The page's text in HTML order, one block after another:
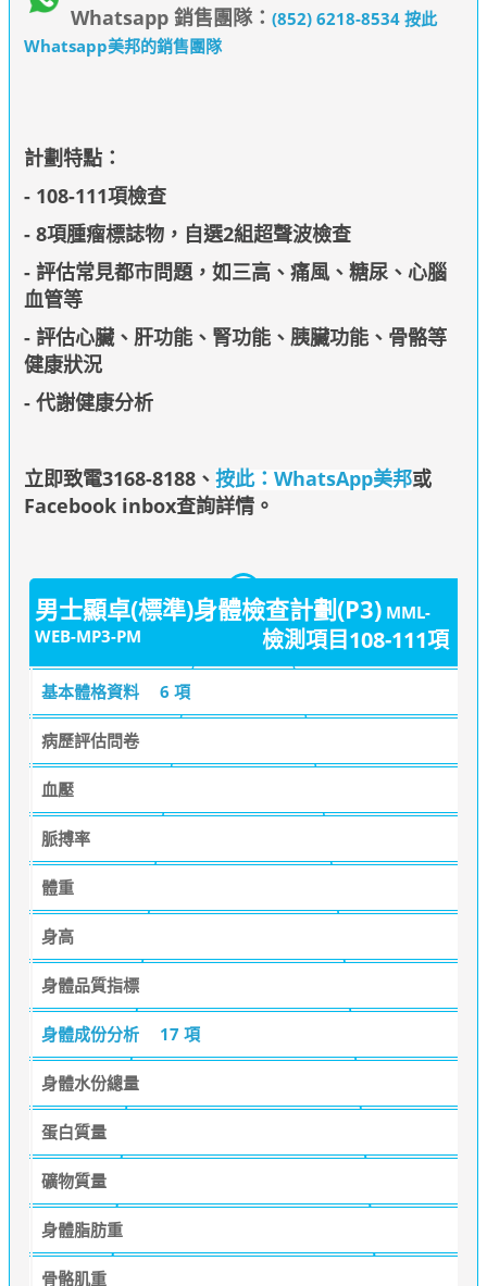
Whatsapp 銷售團隊：(852) 6218-8534 按此
Whatsapp美邦的銷售團隊
計劃特點：
- 108-111項檢查
- 8項腫瘤標誌物，自選2組超聲波檢查
- 評估常見都市問題，如三高、痛風、糖尿、心腦
血管等
- 評估心臟、肝功能、腎功能、胰臟功能、骨骼等
健康狀況
- 代謝健康分析
立即致電3168-8188、 按此：WhatsApp美邦或
Facebook inbox查詢詳情。
男士顯卓(標準)身體檢查計劃(P3) MML-
WEB-MP3-PM
檢測項目108-111項
基本體格資料 6 項
病歷評估問卷
血壓
脈搏率
體重
身高
身體品質指標
身體成份分析 17 項
身體水份總量
蛋白質量
礦物質量
身體脂肪重
骨骼肌重